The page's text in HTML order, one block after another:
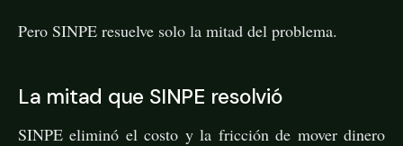
Pero SINPE resuelve solo la mitad del problema.
La mitad que SINPE resolvió
SINPE eliminó el costo y la fricción de mover dinero